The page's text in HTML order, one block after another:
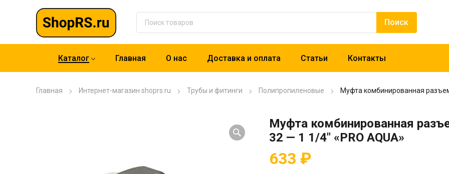
Каталог Главная О нас Доставка и оплата Статьи Контакты
Главная Интернет-магазин shoprs.ru Трубы и фитинги Полипропиленовые Муфта комбинированная
Муфта комбинированная
32 — 1 1/4″ «PRO AQUA»
633 ₽